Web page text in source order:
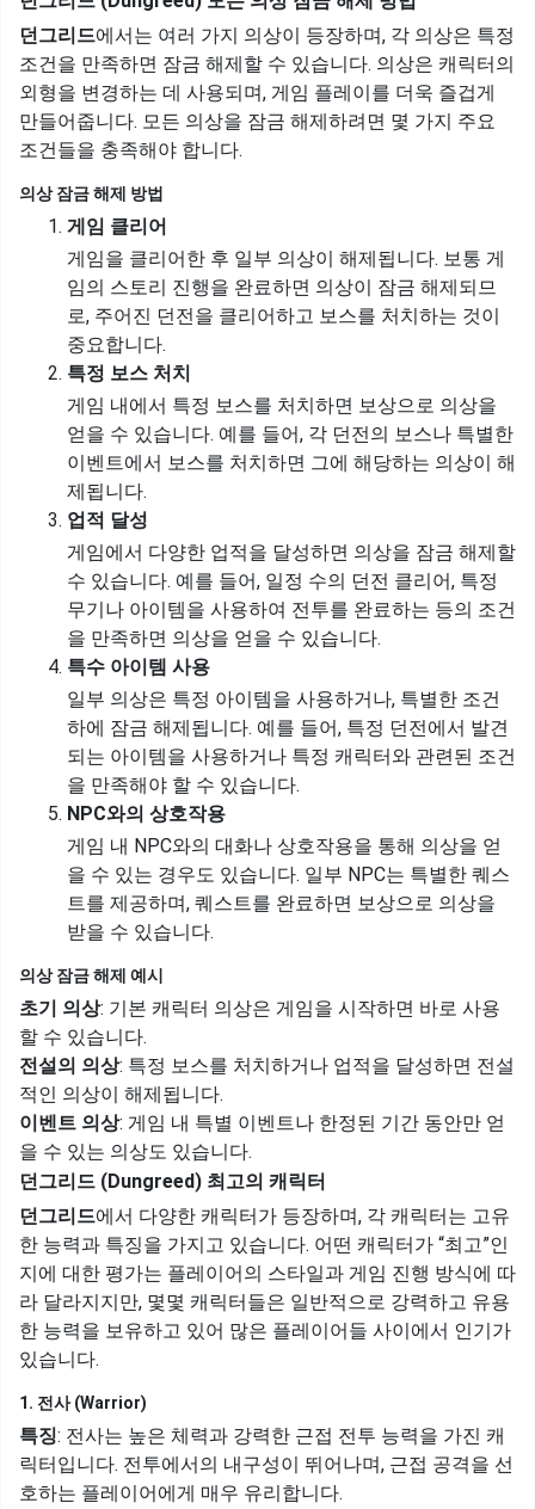
던그리드에서는 여러 가지 의상이 등장하며, 각 의상은 특정
조건을 만족하면 잠금 해제할 수 있습니다. 의상은 캐릭터의
외형을 변경하는 데 사용되며, 게임 플레이를 더욱 즐겁게
만들어줍니다. 모든 의상을 잠금 해제하려면 몇 가지 주요
조건들을 충족해야 합니다.
의상 잠금 해제 방법
게임 클리어
게임을 클리어한 후 일부 의상이 해제됩니다. 보통 게
임의 스토리 진행을 완료하면 의상이 잠금 해제되므
로, 주어진 던전을 클리어하고 보스를 처치하는 것이
중요합니다.
특정 보스 처치
게임 내에서 특정 보스를 처치하면 보상으로 의상을
얻을 수 있습니다. 예를 들어, 각 던전의 보스나 특별한
이벤트에서 보스를 처치하면 그에 해당하는 의상이 해
제됩니다.
업적 달성
게임에서 다양한 업적을 달성하면 의상을 잠금 해제할
수 있습니다. 예를 들어, 일정 수의 던전 클리어, 특정
무기나 아이템을 사용하여 전투를 완료하는 등의 조건
을 만족하면 의상을 얻을 수 있습니다.
특수 아이템 사용
일부 의상은 특정 아이템을 사용하거나, 특별한 조건
하에 잠금 해제됩니다. 예를 들어, 특정 던전에서 발견
되는 아이템을 사용하거나 특정 캐릭터와 관련된 조건
을 만족해야 할 수 있습니다.
NPC와의 상호작용
게임 내 NPC와의 대화나 상호작용을 통해 의상을 얻
을 수 있는 경우도 있습니다. 일부 NPC는 특별한 퀘스
트를 제공하며, 퀘스트를 완료하면 보상으로 의상을
받을 수 있습니다.
의상 잠금 해제 예시
초기 의상: 기본 캐릭터 의상은 게임을 시작하면 바로 사용
할 수 있습니다.
전설의 의상: 특정 보스를 처치하거나 업적을 달성하면 전설
적인 의상이 해제됩니다.
이벤트 의상: 게임 내 특별 이벤트나 한정된 기간 동안만 얻
을 수 있는 의상도 있습니다.
던그리드 (Dungreed) 최고의 캐릭터
던그리드에서 다양한 캐릭터가 등장하며, 각 캐릭터는 고유
한 능력과 특징을 가지고 있습니다. 어떤 캐릭터가 “최고”인
지에 대한 평가는 플레이어의 스타일과 게임 진행 방식에 따
라 달라지지만, 몇몇 캐릭터들은 일반적으로 강력하고 유용
한 능력을 보유하고 있어 많은 플레이어들 사이에서 인기가
있습니다.
1. 전사 (Warrior)
특징: 전사는 높은 체력과 강력한 근접 전투 능력을 가진 캐
릭터입니다. 전투에서의 내구성이 뛰어나며, 근접 공격을 선
호하는 플레이어에게 매우 유리합니다.